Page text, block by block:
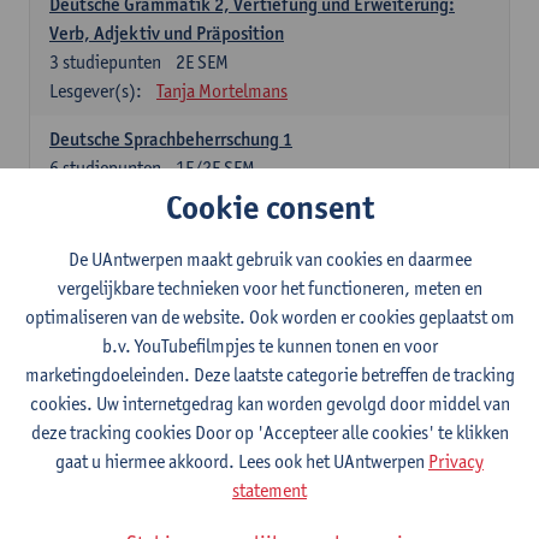
Verb, Adjektiv und Präposition
2E SEM
3 studiepunten
Lesgever(s):
Tanja Mortelmans
Deutsche Sprachbeherrschung 1
1E/2E SEM
6studiepunten
Tanja Mortelmans Alex Haider
Raum
1E/2E SEM
6 studiepunten
Lesgever(s):
Carola Strobl Alex Haider
Engels: verplichte opleidingsonderdelen
Advanced English Grammar for English Language
Professionals
1E/2E SEM
Lesgever(s):
Jim Ureel
Cookie consent
De UAntwerpen maakt gebruik van cookies en daarmee
vergelijkbare technieken voor het functioneren, meten en
optimaliseren van de website. Ook worden er cookies geplaatst om
b.v. YouTubefilmpjes te kunnen tonen en voor
marketingdoeleinden. Deze laatste categorie betreffen de tracking
cookies. Uw internetgedrag kan worden gevolgd door middel van
deze tracking cookies Door op 'Accepteer alle cookies' te klikken
gaat u hiermee akkoord. Lees ook het UAntwerpen Privacy
statement